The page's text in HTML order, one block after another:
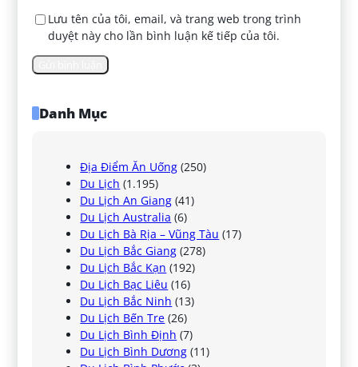
Lưu tên của tôi, email, và trang web trong trình
duyệt này cho lần bình luận kế tiếp của tôi.
Danh Mục
Địa Điểm Ăn Uống (250)
Du Lịch (1.195)
Du Lịch An Giang (41)
Du Lịch Australia (6)
Du Lịch Bà Rịa – Vũng Tàu (17)
Du Lịch Bắc Giang (278)
Du Lịch Bắc Kạn (192)
Du Lịch Bạc Liêu (16)
Du Lịch Bắc Ninh (13)
Du Lịch Bến Tre (26)
Du Lịch Bình Định (7)
Du Lịch Bình Dương (11)